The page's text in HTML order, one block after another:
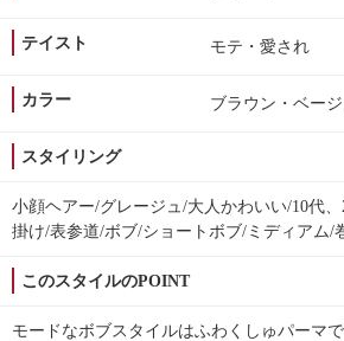
テイスト モテ・愛され
カラー ブラウン・ベー
スタイリング
小顔ヘアー/グレージュ/大人かわいい/10代
掛け/表参道/ボブ/ショートボブ/ミディアム/
このスタイルのPOINT
モードなボブスタイルはふわくしゅパーマ